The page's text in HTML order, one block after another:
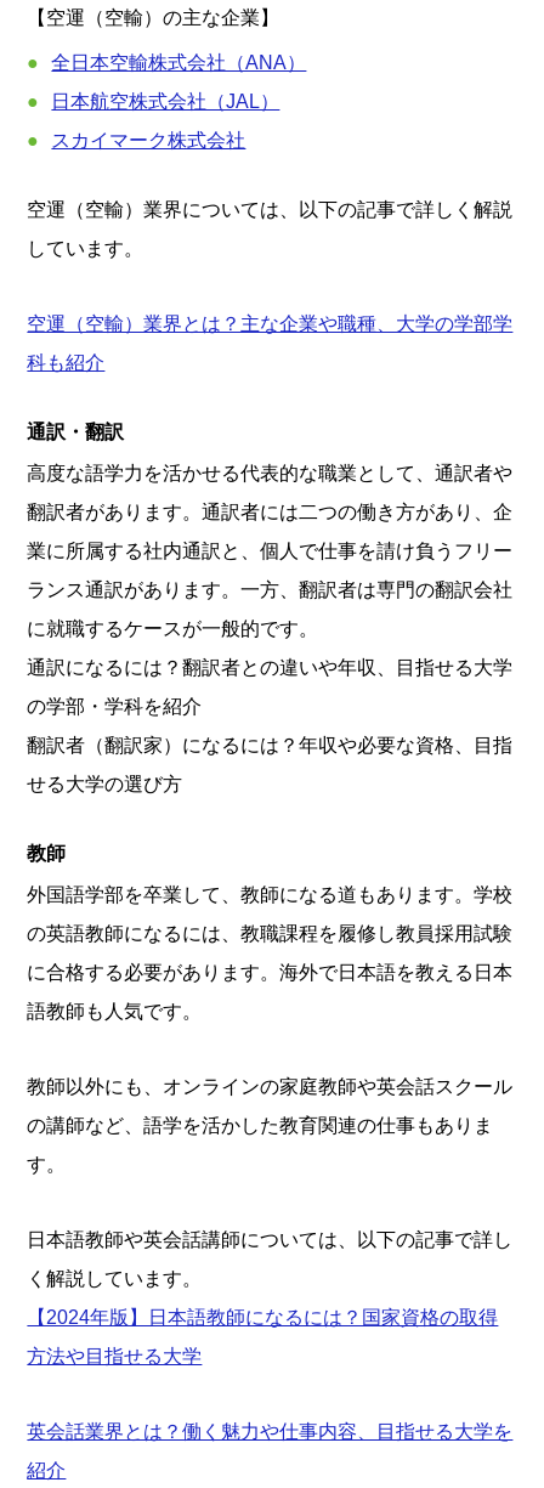
【空運（空輸）の主な企業】
全日本空輸株式会社（ANA）
日本航空株式会社（JAL）
スカイマーク株式会社
空運（空輸）業界については、以下の記事で詳しく解説
しています。
空運（空輸）業界とは？主な企業や職種、大学の学部学
科も紹介
通訳・翻訳
高度な語学力を活かせる代表的な職業として、通訳者や
翻訳者があります。通訳者には二つの働き方があり、企
業に所属する社内通訳と、個人で仕事を請け負うフリー
ランス通訳があります。一方、翻訳者は専門の翻訳会社
に就職するケースが一般的です。
通訳になるには？翻訳者との違いや年収、目指せる大学
の学部・学科を紹介
翻訳者（翻訳家）になるには？年収や必要な資格、目指
せる大学の選び方
教師
外国語学部を卒業して、教師になる道もあります。学校
の英語教師になるには、教職課程を履修し教員採用試験
に合格する必要があります。海外で日本語を教える日本
語教師も人気です。
教師以外にも、オンラインの家庭教師や英会話スクール
の講師など、語学を活かした教育関連の仕事もありま
す。
日本語教師や英会話講師については、以下の記事で詳し
く解説しています。
【2024年版】日本語教師になるには？国家資格の取得
方法や目指せる大学
英会話業界とは？働く魅力や仕事内容、目指せる大学を
紹介